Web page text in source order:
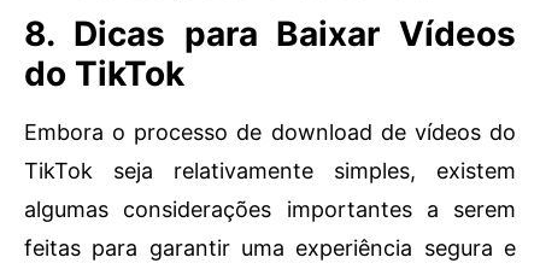
8. Dicas para Baixar Vídeos
do TikTok
Embora o processo de download de vídeos do
TikTok seja relativamente simples, existem
algumas considerações importantes a serem
feitas para garantir uma experiência segura e